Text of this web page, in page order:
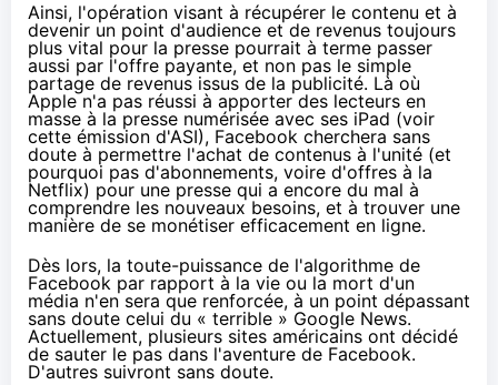
Ainsi, l'opération visant à récupérer le contenu et à
devenir un point d'audience et de revenus toujours
plus vital pour la presse pourrait à terme passer
aussi par l'offre payante, et non pas le simple
partage de revenus issus de la publicité. Là où
Apple n'a pas réussi à apporter des lecteurs en
masse à la presse numérisée avec ses iPad (voir
cette émission d'ASI), Facebook cherchera sans
doute à permettre l'achat de contenus à l'unité (et
pourquoi pas d'abonnements, voire d'offres à la
Netflix) pour une presse qui a encore du mal à
comprendre les nouveaux besoins, et à trouver une
manière de se monétiser efficacement en ligne.
Dès lors, la toute-puissance de l'algorithme de
Facebook par rapport à la vie ou la mort d'un
média n'en sera que renforcée, à un point dépassant
sans doute celui du « terrible » Google News.
Actuellement, plusieurs sites américains ont décidé
de sauter le pas dans l'aventure de Facebook.
D'autres suivront sans doute.